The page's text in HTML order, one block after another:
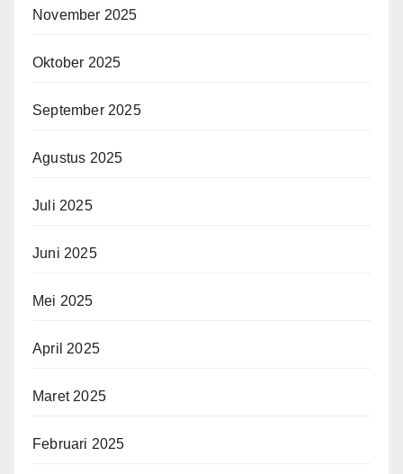
November 2025
Oktober 2025
September 2025
Agustus 2025
Juli 2025
Juni 2025
Mei 2025
April 2025
Maret 2025
Februari 2025